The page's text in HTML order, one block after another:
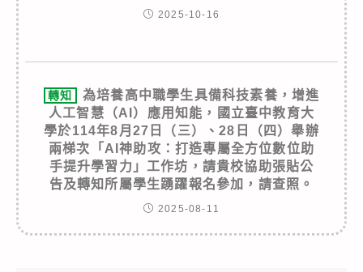
2025-10-16
轉知
為培養高中職學生具備科技素養，增進
人工智慧（AI）應用知能，國立臺中教育大
學於114年8月27日（三）、28日（四）舉辦
兩梯次「AI神助攻：打造專屬全方位數位助
手提升學習力」工作坊，請貴校協助張貼公
告及轉知所屬學生踴躍報名參加，請查照。
2025-08-11